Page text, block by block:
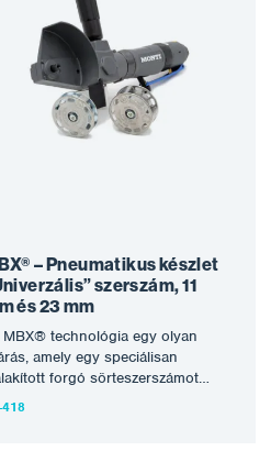
– Pneumatikus készlet
szerszám, 11
és 23 mm
MBX® technológia egy olyan
amely egy speciálisan
forgó sörteszerszámot
a korrózió eltávolítására, a
418